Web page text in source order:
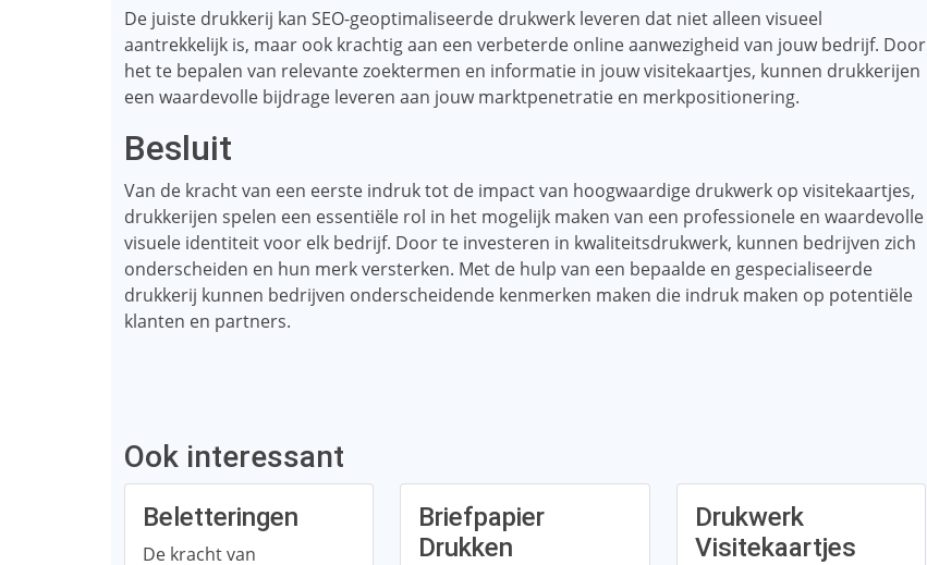
De juiste drukkerij kan SEO-geoptimaliseerde drukwerk leveren dat niet alleen visueel
aantrekkelijk is, maar ook krachtig aan een verbeterde online aanwezigheid van jouw bedrijf. Door
het te bepalen van relevante zoektermen en informatie in jouw visitekaartjes, kunnen drukkerijen
een waardevolle bijdrage leveren aan jouw marktpenetratie en merkpositionering.
Besluit
Van de kracht van een eerste indruk tot de impact van hoogwaardige drukwerk op visitekaartjes,
drukkerijen spelen een essentiële rol in het mogelijk maken van een professionele en waardevolle
visuele identiteit voor elk bedrijf. Door te investeren in kwaliteitsdrukwerk, kunnen bedrijven zich
onderscheiden en hun merk versterken. Met de hulp van een bepaalde en gespecialiseerde
drukkerij kunnen bedrijven onderscheidende kenmerken maken die indruk maken op potentiële
klanten en partners.
Ook interessant
Beletteringen
De kracht van
Briefpapier
Drukken
Drukwerk
Visitekaartjes